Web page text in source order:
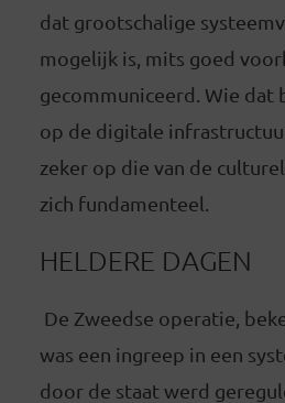
dat grootschalige
mogelijk is, mits goed
gecommuniceerd. Wie
op de digitale
zeker op die van de
zich fundamenteel.
HELDERE DAGEN
De Zweedse operatie,
was een ingreep in een
door de staat werd